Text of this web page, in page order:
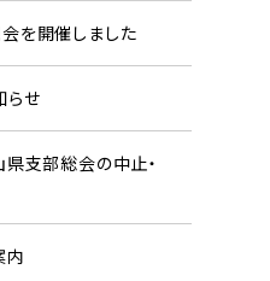
を開催しました
らせ
県支部総会の中止・
内